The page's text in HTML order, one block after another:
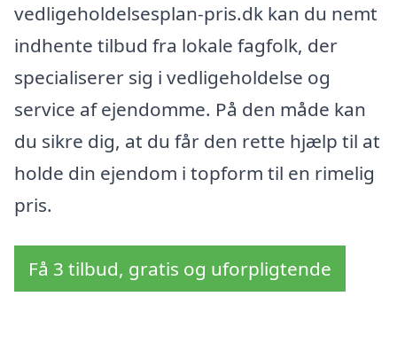
vedligeholdelsesplan-pris.dk kan du nemt
indhente tilbud fra lokale fagfolk, der
specialiserer sig i vedligeholdelse og
service af ejendomme. På den måde kan
du sikre dig, at du får den rette hjælp til at
holde din ejendom i topform til en rimelig
pris.
Få 3 tilbud, gratis og uforpligtende